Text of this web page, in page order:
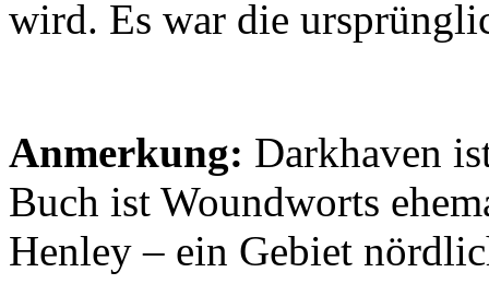
wird. Es war die
Anmerkung: Darkhaven
Buch ist Woundworts
Henley – ein Gebiet